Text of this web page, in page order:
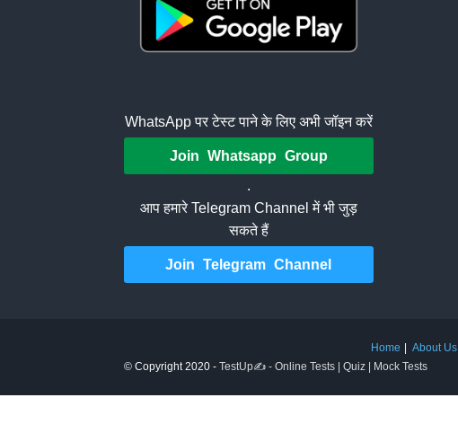
WhatsApp पर टेस्ट पाने के लिए अभी जॉइन करें
Join Whatsapp Group
.
आप हमारे Telegram Channel में भी जुड़
सकते हैं
Join Telegram Channel
Home About Us
© Copyright 2020 - TestUp✍️ - Online Tests | Quiz | Mock Tests